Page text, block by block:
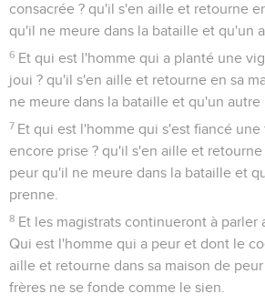
consacrée ? qu'il s'en aille et retourne
qu'il ne meure dans la bataille et qu'un
6 Et qui est l'homme qui a planté une
joui ? qu'il s'en aille et retourne en sa
ne meure dans la bataille et qu'un autre
7 Et qui est l'homme qui s'est fiancé
encore prise ? qu'il s'en aille et retourne
peur qu'il ne meure dans la bataille et
prenne.
8 Et les magistrats continueront à parler
Qui est l'homme qui a peur et dont le
aille et retourne dans sa maison de
frères ne se fonde comme le sien.